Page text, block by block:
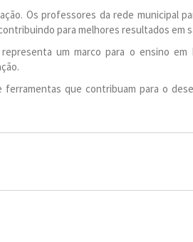
Os professores da rede municipal
para melhores resultados em
um marco para o ensino em
que contribuam para o